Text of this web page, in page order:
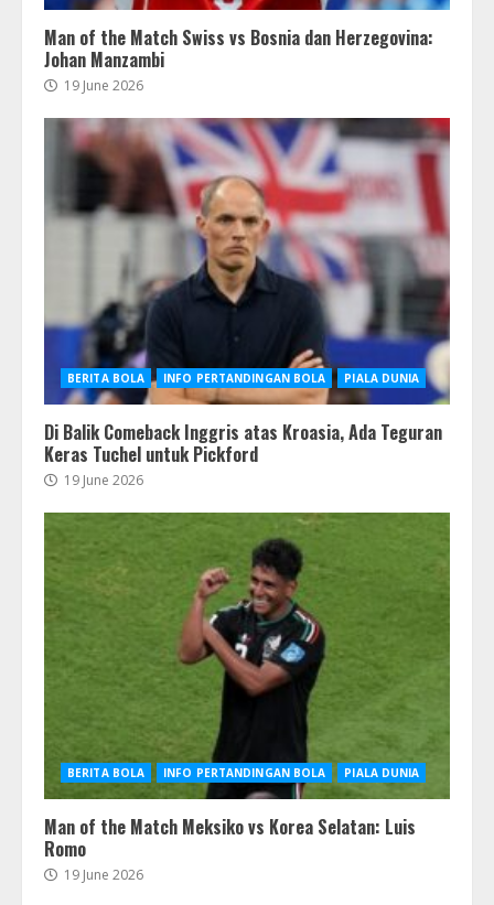
Man of the Match Swiss vs Bosnia dan Herzegovina:
Johan Manzambi
19 June 2026
BERITA BOLA INFO PERTANDINGAN BOLA PIALA DUNIA
Di Balik Comeback Inggris atas Kroasia, Ada Teguran
Keras Tuchel untuk Pickford
19 June 2026
BERITA BOLA INFO PERTANDINGAN BOLA PIALA DUNIA
Man of the Match Meksiko vs Korea Selatan: Luis
Romo
19 June 2026